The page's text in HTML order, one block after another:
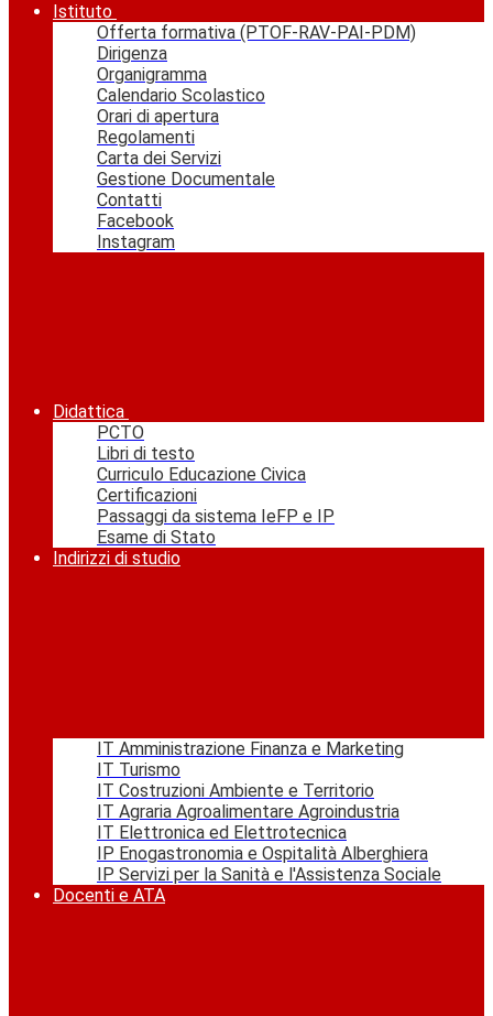
Istituto
Offerta formativa (PTOF-RAV-PAI-PDM)
Dirigenza
Organigramma
Calendario Scolastico
Orari di apertura
Regolamenti
Carta dei Servizi
Gestione Documentale
Contatti
Facebook
Instagram
Didattica
PCTO
Libri di testo
Curriculo Educazione Civica
Certificazioni
Passaggi da sistema IeFP e IP
Esame di Stato
Indirizzi di studio
IT Amministrazione Finanza e Marketing
IT Turismo
IT Costruzioni Ambiente e Territorio
IT Agraria Agroalimentare Agroindustria
IT Elettronica ed Elettrotecnica
IP Enogastronomia e Ospitalità Alberghiera
IP Servizi per la Sanità e l'Assistenza Sociale
Docenti e ATA